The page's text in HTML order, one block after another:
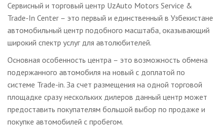
Сервисный и торговый центр UzAuto Motors Service &
Trade-In Center – это первый и единственный в Узбекистане
автомобильный центр подобного масштаба, оказывающий
широкий спектр услуг для автолюбителей.
Основная особенность центра – это возможность обмена
подержанного автомобиля на новый с доплатой по
системе Trade-in. За счет размещения на одной торговой
площадке сразу нескольких дилеров данный центр может
предоставить покупателям большой выбор по продаже и
покупке автомобилей с пробегом.